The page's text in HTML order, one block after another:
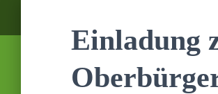
Einladung